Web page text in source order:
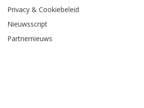
Privacy & Cookiebeleid
Nieuwsscript
Partnernieuws